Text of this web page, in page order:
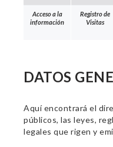
Acceso a la
información
Registro de
Visitas
DATOS
Aquí encontrará el
públicos, las leyes,
legales que rigen y